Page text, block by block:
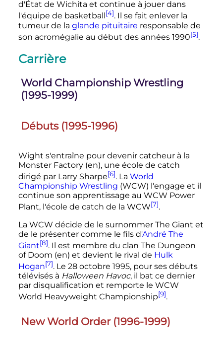
d'État de Wichita et continue à jouer dans
l'équipe de basketball
[4]. Il se fait enlever la
tumeur de la glande pituitaire responsable de
son acromégalie au début des années 1990[5].
Carrière
World Championship Wrestling
(1995-1999)
Débuts (1995-1996)
Wight s'entraîne pour devenir catcheur à la
Monster Factory (en), une école de catch
dirigé par Larry Sharpe[6]. La World
Championship Wrestling (WCW) l'engage et il
continue son apprentissage au WCW Power
Plant, l'école de catch de la WCW[7].
La WCW décide de le surnommer The Giant et
de le présenter comme le fils d'André The
Giant[8]. Il est membre du clan The Dungeon
of Doom (en) et devient le rival de Hulk
Hogan[7]. Le 28 octobre 1995, pour ses débuts
télévisés à Halloween Havoc, il bat ce dernier
par disqualification et remporte le WCW
World Heavyweight Championship[9].
New World Order (1996-1999)